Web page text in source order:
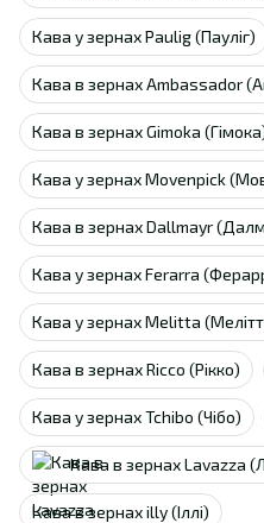
Кава у зернах Paulig (Пауліг)
Кава в зернах Ambassador
Кава в зернах Gimoka
Кава у зернах Movenpick
Кава в зернах Dallmayr
Кава у зернах Ferarra
Кава у зернах Melitta
Кава в зернах Ricco (Рікко)
Кава у зернах Tchibo (Чібо)
Кава в зернах Lavazza
Кава в зернах illy (Іллі)